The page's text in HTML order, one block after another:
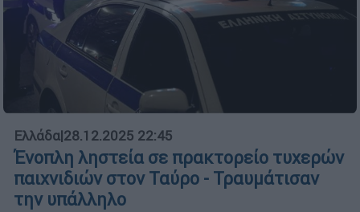
Ελλάδα|28.12.2025 22:45
Ένοπλη ληστεία σε πρακτορείο τυχερών
παιχνιδιών στον Ταύρο - Τραυμάτισαν
την υπάλληλο